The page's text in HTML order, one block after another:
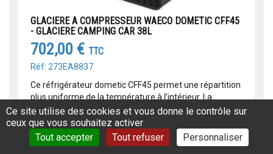
GLACIERE A COMPRESSEUR WAECO DOMETIC CFF45
- GLACIERE CAMPING CAR 38L
702,00 € TTC
Réf: 273EA8837
Ce réfrigérateur dometic CFF45 permet une répartition
plus uniforme de la température à l’intérieur. La
glacière dometic est idéal pour les aventuriers mobiles
! Dimens...
Lire la suite
Ce site utilise des cookies et vous donne le contrôle sur
ceux que vous souhaitez activer
Tout accepter
Tout refuser Personnaliser